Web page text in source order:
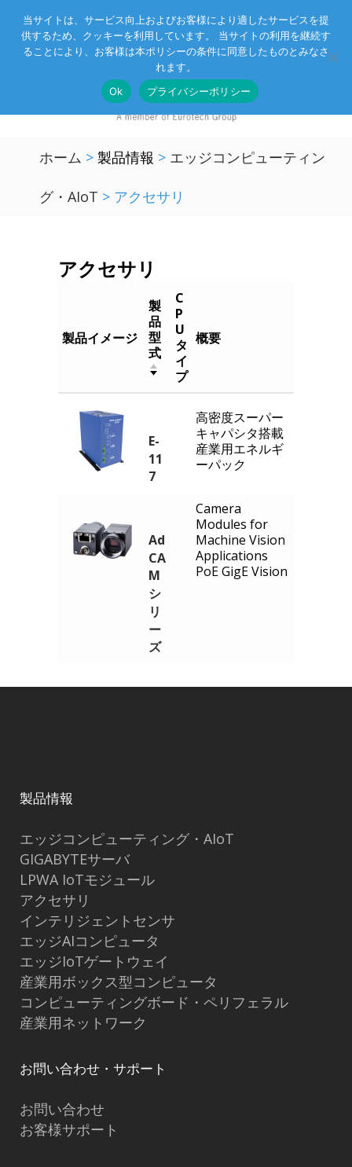
Eurotechグループ お客様サポート お問い合わせ
ホーム > 製品情報 > エッジコンピューティン
グ・AIoT > アクセサリ
アクセサリ
製品イメージ
製
品
型
式
C
P
U
タ
イ
プ
概要
E-
11
7
高密度スーパー
キャパシタ搭載
産業用エネルギ
ーパック
Ad
CA
M
シ
リ
ー
ズ
Camera
Modules for
Machine Vision
Applications
PoE GigE Vision
製品情報
エッジコンピューティング・AIoT
GIGABYTEサーバ
LPWA IoTモジュール
アクセサリ
インテリジェントセンサ
エッジAIコンピュータ
エッジIoTゲートウェイ
産業用ボックス型コンピュータ
コンピューティングボード・ペリフェラル
産業用ネットワーク
お問い合わせ・サポート
お問い合わせ
お客様サポート
当サイトは、サービス向上およびお客様により適したサービスを提
供するため、クッキーを利用しています。 当サイトの利用を継続す
ることにより、お客様は本ポリシーの条件に同意したものとみなさ
れます。
Ok
プライバシーポリシー